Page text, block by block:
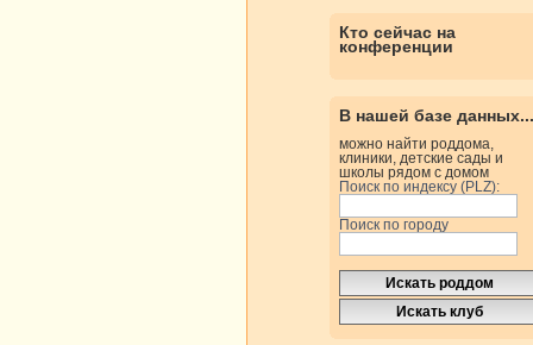
Кто сейчас на
конференции
В нашей базе данных...
можно найти роддома,
клиники, детские сады и
школы рядом с домом
Поиск по индексу (PLZ):
Поиск по городу